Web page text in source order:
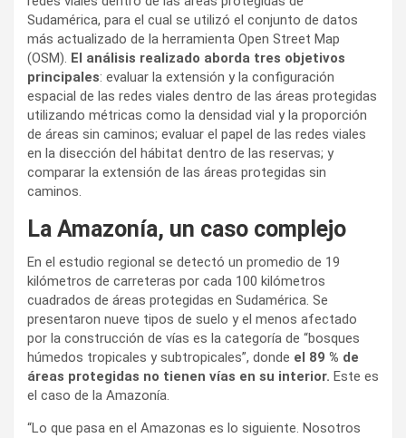
Sudamérica, para el cual se utilizó el conjunto de datos
más actualizado de la herramienta Open Street Map
(OSM). El análisis realizado aborda tres objetivos
principales: evaluar la extensión y la configuración
espacial de las redes viales dentro de las áreas protegidas
utilizando métricas como la densidad vial y la proporción
de áreas sin caminos; evaluar el papel de las redes viales
en la disección del hábitat dentro de las reservas; y
comparar la extensión de las áreas protegidas sin
caminos.
La Amazonía, un caso complejo
En el estudio regional se detectó un promedio de 19
kilómetros de carreteras por cada 100 kilómetros
cuadrados de áreas protegidas en Sudamérica. Se
presentaron nueve tipos de suelo y el menos afectado
por la construcción de vías es la categoría de “bosques
húmedos tropicales y subtropicales”, donde el 89 % de
áreas protegidas no tienen vías en su interior. Este es
el caso de la Amazonía.
“Lo que pasa en el Amazonas es lo siguiente. Nosotros